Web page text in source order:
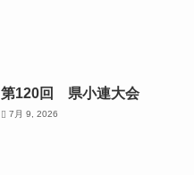
第120回 県小連大会
7月 9, 2026